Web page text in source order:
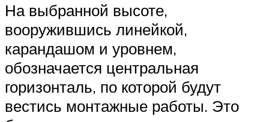
На выбранной высоте,
вооружившись линейкой,
карандашом и уровнем,
обозначается центральная
горизонталь, по которой будут
вестись монтажные работы. Это